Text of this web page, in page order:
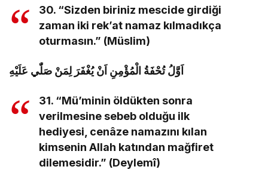
30. “Sizden biriniz mescide girdiği
zaman iki rek’at namaz kılmadıkça
oturmasın.” (Müslim)
اَوَّلُ تُحْفَةُ الْمُؤْمِنِ اَنْ يُغْفَرَ لِمَنْ صَلّٰي عَلَيْهِ
31. “Mü’minin öldükten sonra
verilmesine sebeb olduğu ilk
hediyesi, cenâze namazını kılan
kimsenin Allah katından mağfiret
dilemesidir.” (Deylemî)